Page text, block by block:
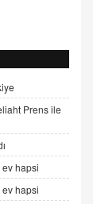
hukukun
Prens ile
ev hapsi
ev hapsi